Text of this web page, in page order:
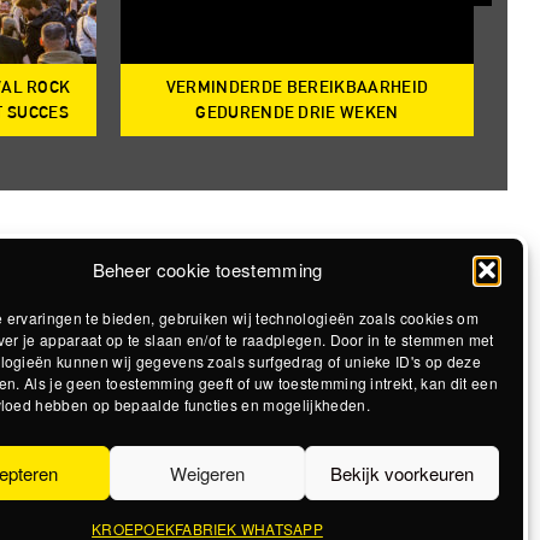
Beheer cookie toestemming
ervaringen te bieden, gebruiken wij technologieën zoals cookies om
je apparaat op te slaan en/of te raadplegen. Door in te stemmen met
kunnen wij gegevens zoals surfgedrag of unieke ID's op deze
Als je geen toestemming geeft of uw toestemming intrekt, kan dit een
hebben op bepaalde functies en mogelijkheden.
Weigeren Bekijk voorkeuren
KROEPOEKFABRIEK WHATSAPP
ROCK
SUCCES
VERMINDERDE BEREIKBAARHEID
GEDURENDE DRIE WEKEN